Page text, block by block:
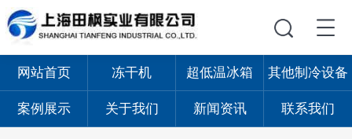
网站首页 冻干机 超低温冰箱 其他制冷设备
案例展示 关于我们 新闻资讯 联系我们